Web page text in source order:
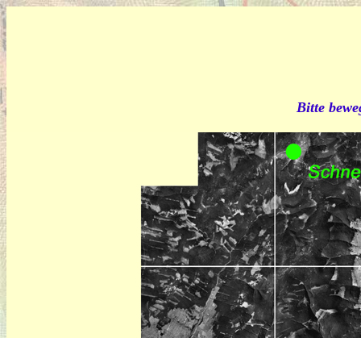
Bitte